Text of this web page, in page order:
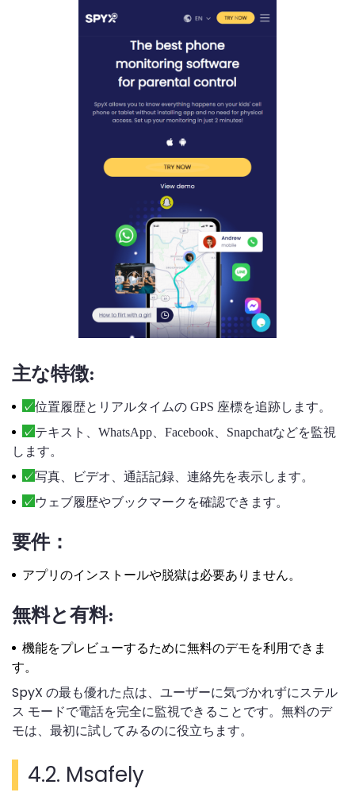
主な特徴:
位置履歴とリアルタイムの GPS 座標を追跡します。
テキスト、WhatsApp、Facebook、Snapchatなどを監視
します。
写真、ビデオ、通話記録、連絡先を表示します。
ウェブ履歴やブックマークを確認できます。
要件：
アプリのインストールや脱獄は必要ありません。
無料と有料:
機能をプレビューするために無料のデモを利用できま
す。
SpyX の最も優れた点は、ユーザーに気づかれずにステル
ス モードで電話を完全に監視できることです。無料のデ
モは、最初に試してみるのに役立ちます。
4.2. Msafely